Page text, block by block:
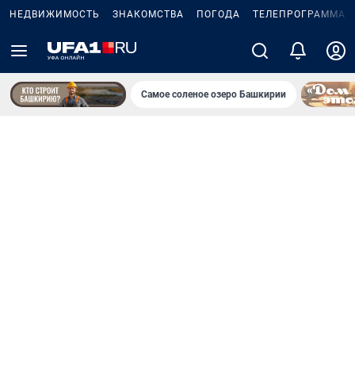
НЕДВИЖИМОСТЬ ЗНАКОМСТВА ПОГОДА ТЕЛЕПРОГРАММА
Самое соленое озеро Башкирии